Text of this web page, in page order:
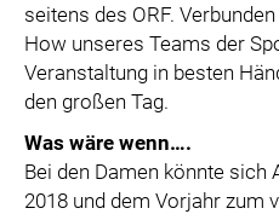
seitens des ORF.
How unseres Teams der
Veranstaltung in besten
den großen Tag.
Was wäre wenn….
Bei den Damen könnte sich
2018 und dem Vorjahr zum